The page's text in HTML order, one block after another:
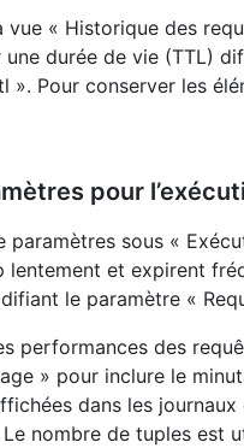
vue « Historique des
durée de vie (TTL)
». Pour conserver les
pour
sous «
lentement et expirent
le paramètre «
performances des
» pour inclure le
dans les
nombre de tuples est